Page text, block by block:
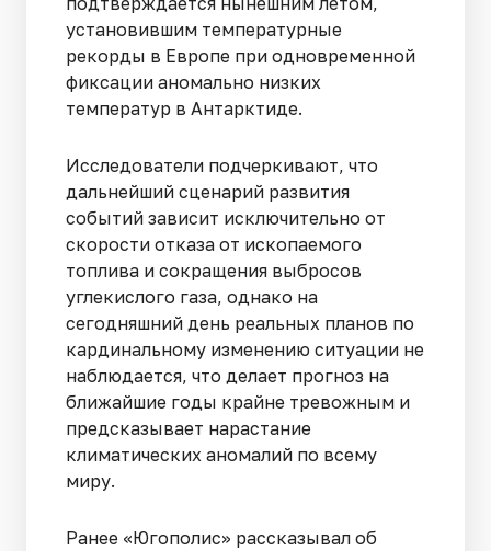
установившим температурные
рекорды в Европе при одновременной
фиксации аномально низких
температур в Антарктиде.
Исследователи подчеркивают, что
дальнейший сценарий развития
событий зависит исключительно от
скорости отказа от ископаемого
топлива и сокращения выбросов
углекислого газа, однако на
сегодняшний день реальных планов по
кардинальному изменению ситуации не
наблюдается, что делает прогноз на
ближайшие годы крайне тревожным и
предсказывает нарастание
климатических аномалий по всему
миру.
Ранее «Югополис» рассказывал об